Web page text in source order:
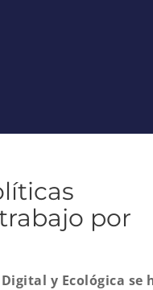
por
y Ecológica se